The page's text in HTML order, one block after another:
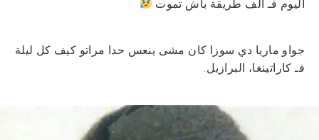
اليوم فـ ألف طريقة باش تموت
جواو ماريا دي سوزا كان مشى ينعس حدا مراتو كيف كل ليلة
فـ كاراتينغا، البرازيل.